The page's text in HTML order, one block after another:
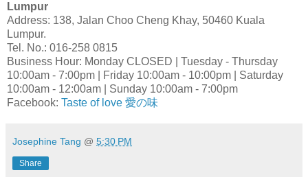
Lumpur
Address: 138, Jalan Choo Cheng Khay, 50460 Kuala
Lumpur.
Tel. No.: 016-258 0815
Business Hour: Monday CLOSED | Tuesday - Thursday
10:00am - 7:00pm | Friday 10:00am - 10:00pm | Saturday
10:00am - 12:00am | Sunday 10:00am - 7:00pm
Facebook: Taste of love 愛の味
Josephine Tang @ 5:30 PM
Share